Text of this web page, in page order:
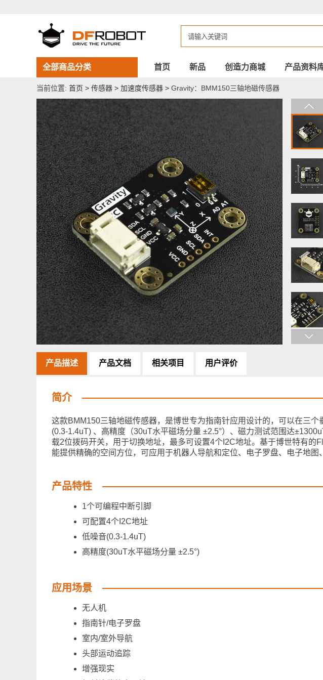
全部商品分类 首页 新品 创造力商城 产品资料
当前位置: 首页 > 传感器 > 加速度传感器 > Gravity：BMM150三轴地磁传感器
产品描述 产品文档 相关项目 用户评价
简介
这款BMM150三轴地磁传感器，是博世专为指南针应用设计的，可以在三
(0.3-1.4uT) 、高精度（30uT水平磁场分量 ±2.5°）、磁力测试范围达
载2位拨码开关，用于切换地址，最多可设置4个I2C地址。基于博世特有的
能提供精确的空间方位，可应用于机器人导航和定位、电子罗盘、电子地图
产品特性
1个可编程中断引脚
可配置4个I2C地址
低噪音(0.3-1.4uT)
高精度(30uT水平磁场分量 ±2.5°)
应用场景
无人机
指南针/电子罗盘
室内/室外导航
头部运动追踪
增强现实